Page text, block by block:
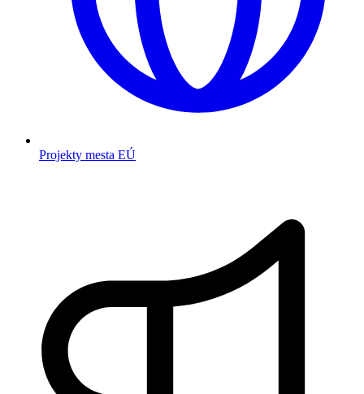
Projekty mesta EÚ